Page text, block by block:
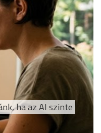
ha az AI szinte